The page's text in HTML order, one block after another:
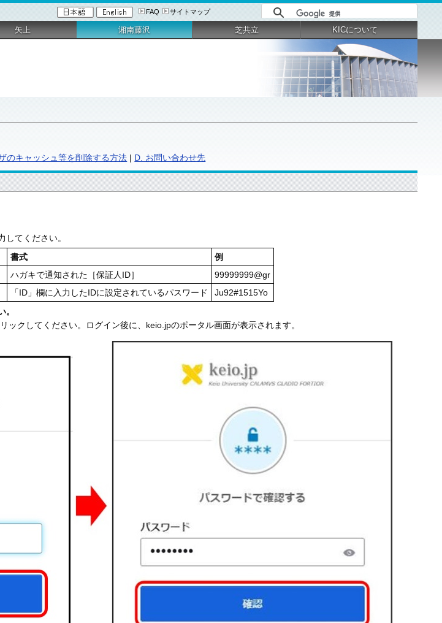
FAQ サイトマップ
のキャッシュ等を削除する方法 | D. お問い合わせ先
してください。
書式
例
ハガキで通知された［保証人ID］
99999999@gr
「ID」欄に入力したIDに設定されているパスワード
Ju92#1515Yo
。
クしてください。ログイン後に、keio.jpのポータル画面が表示されます。
矢上 湘南藤沢 芝共立 KICについて